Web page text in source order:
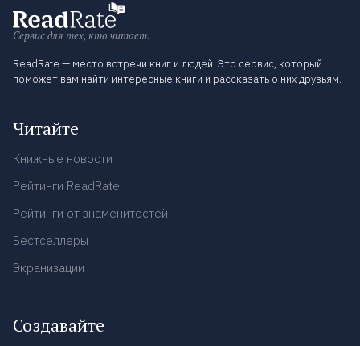
Сервис для тех, кто читает.
ReadRate — место встречи книг и людей. Это сервис, который
поможет вам найти интересные книги и рассказать о них друзьям.
Читайте
Книжные новости
Рейтинги ReadRate
Рейтинги от знаменитостей
Бестселлеры
Экранизации
Создавайте